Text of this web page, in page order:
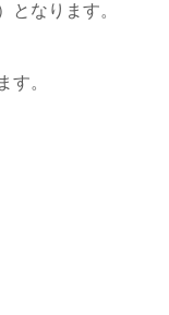
なります。
す。